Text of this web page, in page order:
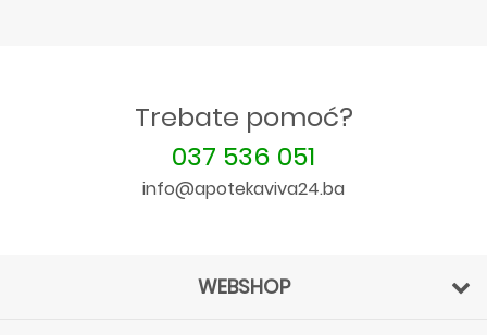
Trebate pomoć?
037 536 051
info@apotekaviva24.ba
WEBSHOP